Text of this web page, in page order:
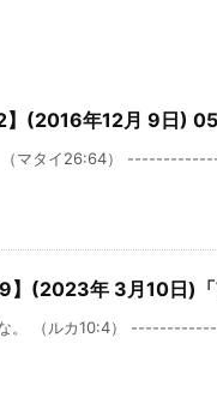
(2016年12月 9日)
（マタイ26:64）
(2023年 3月10日)「
な。 （ルカ10:4）